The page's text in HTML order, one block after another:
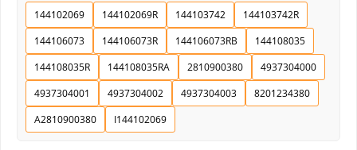
144102069 144102069R 144103742
144103742R
144106073
144106073R 144106073RB
144108035
144108035R
144108035RA 2810900380
4937304000
4937304001
4937304002 4937304003
8201234380
A2810900380
I144102069